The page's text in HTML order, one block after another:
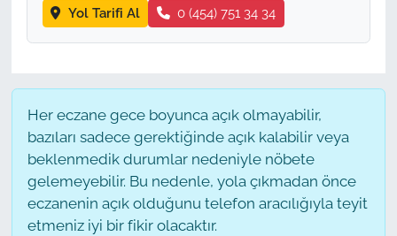
Yol Tarifi Al 0 (454) 751 34 34
Her eczane gece boyunca açık olmayabilir,
bazıları sadece gerektiğinde açık kalabilir veya
beklenmedik durumlar nedeniyle nöbete
gelemeyebilir. Bu nedenle, yola çıkmadan önce
eczanenin açık olduğunu telefon aracılığıyla teyit
etmeniz iyi bir fikir olacaktır.